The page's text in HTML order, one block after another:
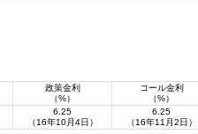
政策金利
（%）
コール金利
（%）
6.25
（16年10月4日）
6.25
（16年11月2日）